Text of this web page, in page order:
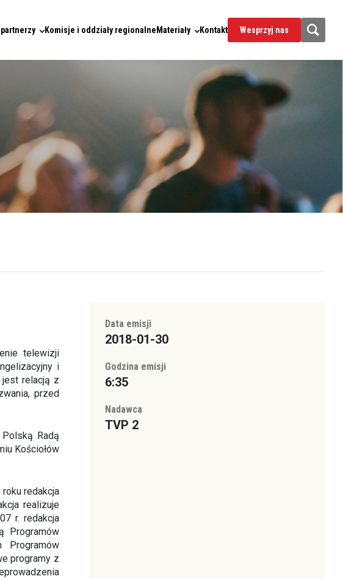
Komisje i oddziały regionalneMateriały Kontakt Wesprzyj nas
telewizji
i
jest relacją z
przed
Radą
Kościołów
redakcja
realizuje
r. redakcja
Programów
Programów
programy z
Data emisji
2018-01-30
Godzina emisji
6:35
Nadawca
TVP 2